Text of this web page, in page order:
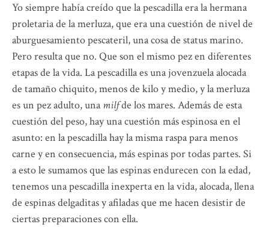
Yo siempre había creído que la pescadilla era la hermana
proletaria de la merluza, que era una cuestión de nivel de
aburguesamiento pescateril, una cosa de status marino.
Pero resulta que no. Que son el mismo pez en diferentes
etapas de la vida. La pescadilla es una jovenzuela alocada
de tamaño chiquito, menos de kilo y medio, y la merluza
es un pez adulto, unamilfde los mares. Además de esta
cuestión del peso, hay una cuestión más espinosa en el
asunto: en la pescadilla hay la misma raspa para menos
carne y en consecuencia, más espinas por todas partes. Si
a esto le sumamos que las espinas endurecen con la edad,
tenemos una pescadilla inexperta en la vida, alocada, llena
de espinas delgaditas y afiladas que me hacen desistir de
ciertas preparaciones con ella.